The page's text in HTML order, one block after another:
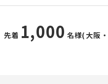
先着 1,000 名様(大阪